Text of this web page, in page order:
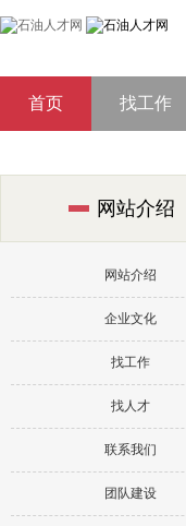
首页 找工作
网站介绍
网站介绍
企业文化
找工作
找人才
联系我们
团队建设